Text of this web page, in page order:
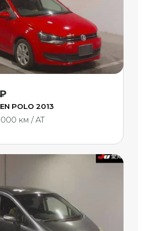
POLO 2013
000 км / AT